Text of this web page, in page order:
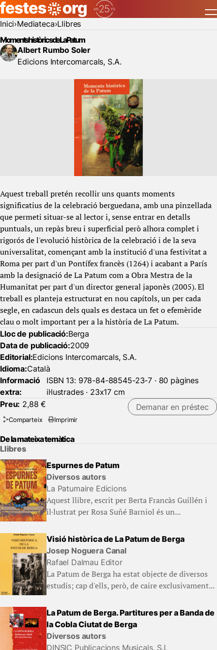
Inici Mediateca Llibres
Moments històrics de La Patum
Albert Rumbo Soler
Edicions Intercomarcals, S.A.
Aquest treball pretén recollir uns quants moments
significatius de la celebració berguedana, amb una pinzellada
que permeti situar-se al lector i, sense entrar en detalls
puntuals, un repàs breu i superficial però alhora complet i
rigorós de l'evolució històrica de la celebració i de la seva
universalitat, començant amb la institució d'una festivitat a
Roma per part d'un Pontífex francès (1264) i acabant a París
amb la designació de La Patum com a Obra Mestra de la
Humanitat per part d'un director general japonès (2005). El
treball es planteja estructurat en nou capítols, un per cada
segle, en cadascun dels quals es destaca un fet o efemèride
clau o molt important per a la història de La Patum.
Lloc de publicació:Berga
Data de publicació:2009
Editorial:Edicions Intercomarcals, S.A.
Idioma:Català
Informació
extra:
ISBN 13: 978-84-88545-23-7 · 80 pàgines
il·lustrades · 23x17 cm
Preu: 2,88 € Demanar en préstec
Comparteix Imprimir
De la mateixa temàtica
Llibres
Espurnes de Patum
Diversos autors
La Patumaire Edicions
Aquest llibre, escrit per Berta Francàs Guillén i
il·lustrat per Rosa Suñé Barniol és un...
Visió històrica de La Patum de Berga
Josep Noguera Canal
Rafael Dalmau Editor
La Patum de Berga ha estat objecte de diversos
estudis; cap d'ells, però, de caire exclusivament...
La Patum de Berga. Partitures per a Banda de
la Cobla Ciutat de Berga
Diversos autors
DINSIC Publicacions Musicals, S.L